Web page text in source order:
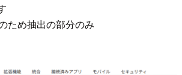
ため抽出の部分のみ